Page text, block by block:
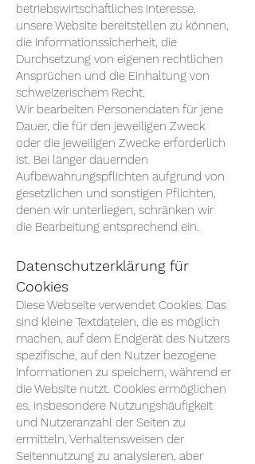
betriebswirtschaftliches Interesse,
unsere Website bereitstellen zu können,
die Informationssicherheit, die
Durchsetzung von eigenen rechtlichen
Ansprüchen und die Einhaltung von
schweizerischem Recht.
Wir bearbeiten Personendaten für jene
Dauer, die für den jeweiligen Zweck
oder die jeweiligen Zwecke erforderlich
ist. Bei länger dauernden
Aufbewahrungspflichten aufgrund von
gesetzlichen und sonstigen Pflichten,
denen wir unterliegen, schränken wir
die Bearbeitung entsprechend ein.
Datenschutzerklärung für
Cookies
Diese Webseite verwendet Cookies. Das
sind kleine Textdateien, die es möglich
machen, auf dem Endgerät des Nutzers
spezifische, auf den Nutzer bezogene
Informationen zu speichern, während er
die Website nutzt. Cookies ermöglichen
es, insbesondere Nutzungshäufigkeit
und Nutzeranzahl der Seiten zu
ermitteln, Verhaltensweisen der
Seitennutzung zu analysieren, aber